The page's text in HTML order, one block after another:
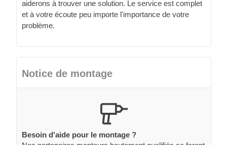
aiderons à trouver une solution. Le service est complet
et à votre écoute peu importe l'importance de votre
problème.
Notice de montage
Besoin d'aide pour le montage ?